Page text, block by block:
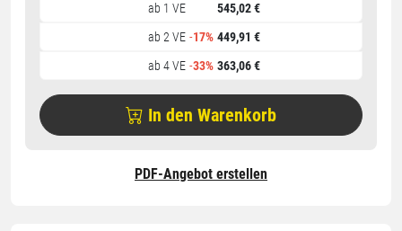
ab 1 VE
545,02 €
ab 2 VE -17% 449,91 €
ab 4 VE -33% 363,06 €
In den Warenkorb
PDF-Angebot erstellen